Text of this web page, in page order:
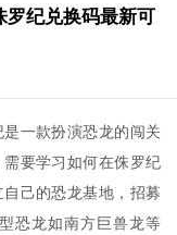
纪兑换码最新可
一款扮演恐龙的闯关
要学习如何在侏罗纪
己的恐龙基地，招募
恐龙如南方巨兽龙等